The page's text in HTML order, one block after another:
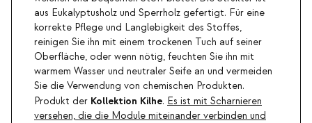
aus Eukalyptusholz und Sperrholz gefertigt. Für eine
korrekte Pflege und Langlebigkeit des Stoffes,
reinigen Sie ihn mit einem trockenen Tuch auf seiner
Oberfläche, oder wenn nötig, feuchten Sie ihn mit
warmem Wasser und neutraler Seife an und vermeiden
Sie die Verwendung von chemischen Produkten.
Produkt der Kollektion Kilhe. Es ist mit Scharnieren
versehen, die die Module miteinander verbinden und